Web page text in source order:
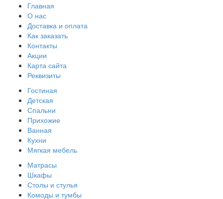
Главная
О нас
Доставка и оплата
Как заказать
Контакты
Акции
Карта сайта
Реквизиты
Гостиная
Детская
Спальни
Прихожие
Ванная
Кухни
Мягкая мебель
Матрасы
Шкафы
Столы и стулья
Комоды и тумбы